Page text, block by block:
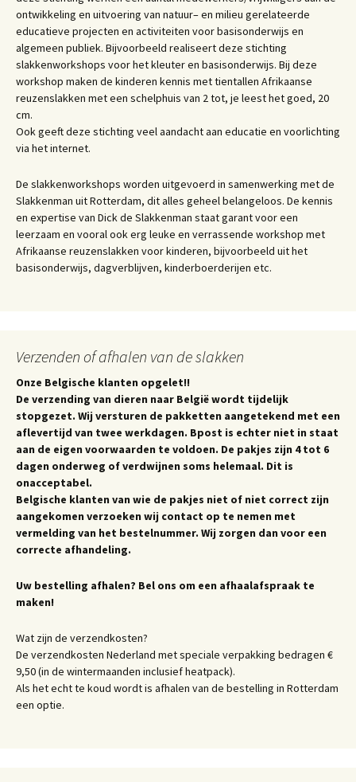
ontwikkeling en uitvoering van natuur– en milieu gerelateerde
educatieve projecten en activiteiten voor basisonderwijs en
algemeen publiek. Bijvoorbeeld realiseert deze stichting
slakkenworkshops voor het kleuter en basisonderwijs. Bij deze
workshop maken de kinderen kennis met tientallen Afrikaanse
reuzenslakken met een schelphuis van 2 tot, je leest het goed, 20
cm.
Ook geeft deze stichting veel aandacht aan educatie en voorlichting
via het internet.
De slakkenworkshops worden uitgevoerd in samenwerking met de
Slakkenman uit Rotterdam, dit alles geheel belangeloos. De kennis
en expertise van Dick de Slakkenman staat garant voor een
leerzaam en vooral ook erg leuke en verrassende workshop met
Afrikaanse reuzenslakken voor kinderen, bijvoorbeeld uit het
basisonderwijs, dagverblijven, kinderboerderijen etc.
Verzenden of afhalen van de slakken
Onze Belgische klanten opgelet!!
De verzending van dieren naar België wordt tijdelijk
stopgezet. Wij versturen de pakketten aangetekend met een
aflevertijd van twee werkdagen. Bpost is echter niet in staat
aan de eigen voorwaarden te voldoen. De pakjes zijn 4 tot 6
dagen onderweg of verdwijnen soms helemaal. Dit is
onacceptabel.
Belgische klanten van wie de pakjes niet of niet correct zijn
aangekomen verzoeken wij contact op te nemen met
vermelding van het bestelnummer. Wij zorgen dan voor een
correcte afhandeling.
Uw bestelling afhalen? Bel ons om een afhaalafspraak te
maken!
Wat zijn de verzendkosten?
De verzendkosten Nederland met speciale verpakking bedragen €
9,50 (in de wintermaanden inclusief heatpack).
Als het echt te koud wordt is afhalen van de bestelling in Rotterdam
een optie.